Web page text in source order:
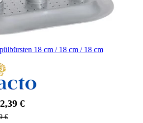
18 cm / 18 cm / 18 cm
€
€